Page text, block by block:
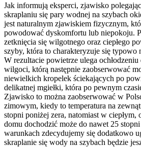
Jak informują eksperci, zjawisko
skraplaniu się pary wodnej na szybach
jest naturalnym zjawiskiem fizycznym,
powodować dyskomfortu lub niepokoju.
zetknięcia się wilgotnego oraz ciepłego
szyby, która to charakteryzuje się typowo
W rezultacie powietrze ulega ochłodzeniu
wilgoci, którą następnie zaobserwować
niewielkich kropelek ściekających po
delikatnej mgiełki, która po pewnym
Zjawisko to można zaobserwować w
zimowym, kiedy to temperatura na
stopni poniżej zera, natomiast w
domu dochodzić może do nawet 25
warunkach zdecydujemy się dodatkowo
skraplanie się wody na szybach będzie